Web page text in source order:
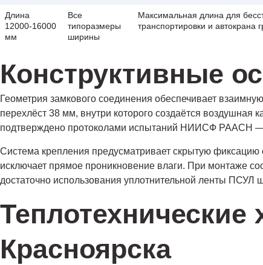
Длина
12000-16000
мм
Все
типоразмеры
ширины
Максимальная длина для
транспортировки и автокрана
Конструктивные
Геометрия замкового соединения обеспечивает
перехлёст 38 мм, внутри которого создаётся
подтверждено протоколами испытаний НИИСФ РААСН —
Система крепления предусматривает скрытую
исключает прямое проникновение влаги. При монтаже
достаточно использования уплотнительной ленты ПСУЛ
Теплотехнические
Красноярска